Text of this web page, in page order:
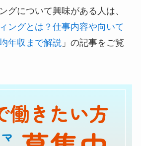
グについて興味がある人は、
ングとは？仕事内容や向いて
年収まで解説 」の記事をご覧